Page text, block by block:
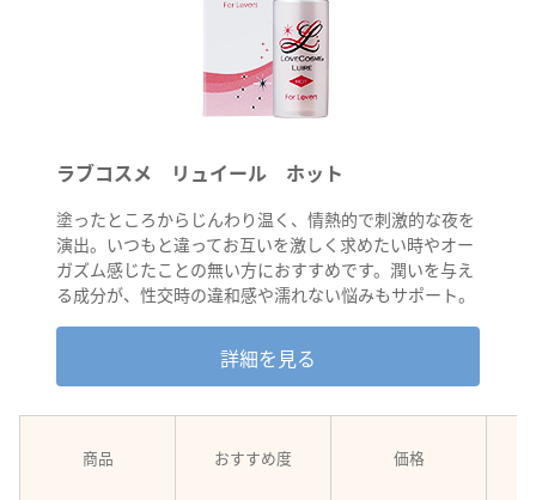
ラブコスメ リュイール ホット
塗ったところからじんわり温く、情熱的で刺激的な夜を
演出。いつもと違ってお互いを激しく求めたい時やオー
ガズム感じたことの無い方におすすめです。潤いを与え
る成分が、性交時の違和感や濡れない悩みもサポート。
詳細を見る
商品 おすすめ度 価格